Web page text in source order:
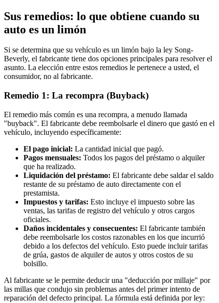
Sus remedios: lo que obtiene cuando su
auto es un limón
Si se determina que su vehículo es un limón bajo la ley Song-
Beverly, el fabricante tiene dos opciones principales para resolver el
asunto. La elección entre estos remedios le pertenece a usted, el
consumidor, no al fabricante.
Remedio 1: La recompra (Buyback)
El remedio más común es una recompra, a menudo llamada
"buyback". El fabricante debe reembolsarle el dinero que gastó en el
vehículo, incluyendo específicamente:
El pago inicial: La cantidad inicial que pagó.
Pagos mensuales: Todos los pagos del préstamo o alquiler
que ha realizado.
Liquidación del préstamo: El fabricante debe saldar el saldo
restante de su préstamo de auto directamente con el
prestamista.
Impuestos y tarifas: Esto incluye el impuesto sobre las
ventas, las tarifas de registro del vehículo y otros cargos
oficiales.
Daños incidentales y consecuentes: El fabricante también
debe reembolsarle los costos razonables en los que incurrió
debido a los defectos del vehículo. Esto puede incluir tarifas
de grúa, gastos de alquiler de autos y otros costos de su
bolsillo.
Al fabricante se le permite deducir una "deducción por millaje" por
las millas que condujo sin problemas antes del primer intento de
reparación del defecto principal. La fórmula está definida por ley: